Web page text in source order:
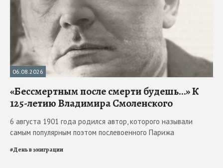
06.08.2026
«Бессмертным после смерти будешь…» К
125-летию Владимира Смоленского
6 августа 1901 года родился автор, которого называли
самым популярным поэтом послевоенного Парижа
#День в эмиграции